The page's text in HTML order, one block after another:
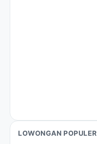
LOWONGAN POPULER